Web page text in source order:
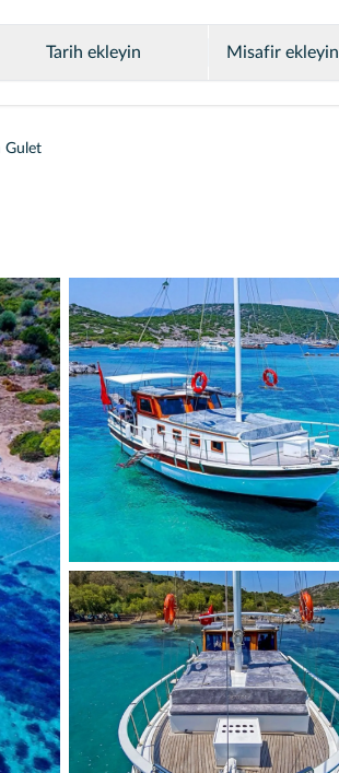
Tarih ekleyin Misafir ekleyin
Gulet